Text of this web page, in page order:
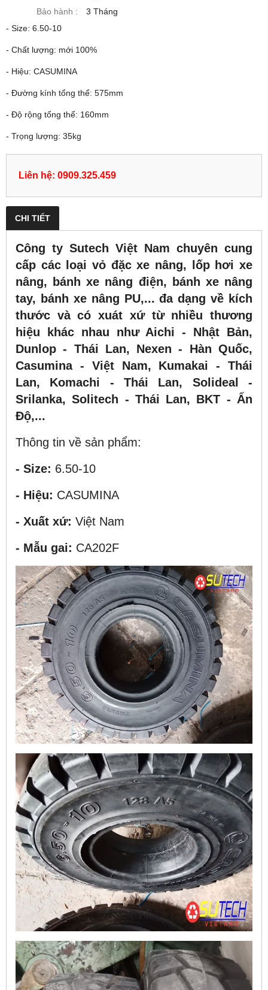
Bảo hành :
3 Tháng
- Size: 6.50-10
- Chất lượng: mới 100%
- Hiệu: CASUMINA
- Đường kính tổng thể: 575mm
- Độ rộng tổng thể: 160mm
- Trọng lượng: 35kg
Liên hệ: 0909.325.459
CHI TIẾT
Công ty Sutech Việt Nam chuyên cung
cấp các loại vỏ đặc xe nâng, lốp hơi xe
nâng, bánh xe nâng điện, bánh xe nâng
tay, bánh xe nâng PU,... đa dạng về kích
thước và có xuát xứ từ nhiều thương
hiệu khác nhau như Aichi - Nhật Bản,
Dunlop - Thái Lan, Nexen - Hàn Quốc,
Casumina - Việt Nam, Kumakai - Thái
Lan, Komachi - Thái Lan, Solideal -
Srilanka, Solitech - Thái Lan, BKT - Ấn
Độ,...
Thông tin về sản phẩm:
- Size: 6.50-10
- Hiệu: CASUMINA
- Xuất xứ: Việt Nam
- Mẫu gai: CA202F